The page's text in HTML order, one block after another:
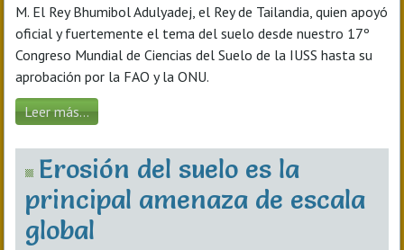
M. El Rey Bhumibol Adulyadej, el Rey de Tailandia, quien apoyó
oficial y fuertemente el tema del suelo desde nuestro 17º
Congreso Mundial de Ciencias del Suelo de la IUSS hasta su
aprobación por la FAO y la ONU.
Leer más...
Erosión del suelo es la
principal amenaza de escala
global